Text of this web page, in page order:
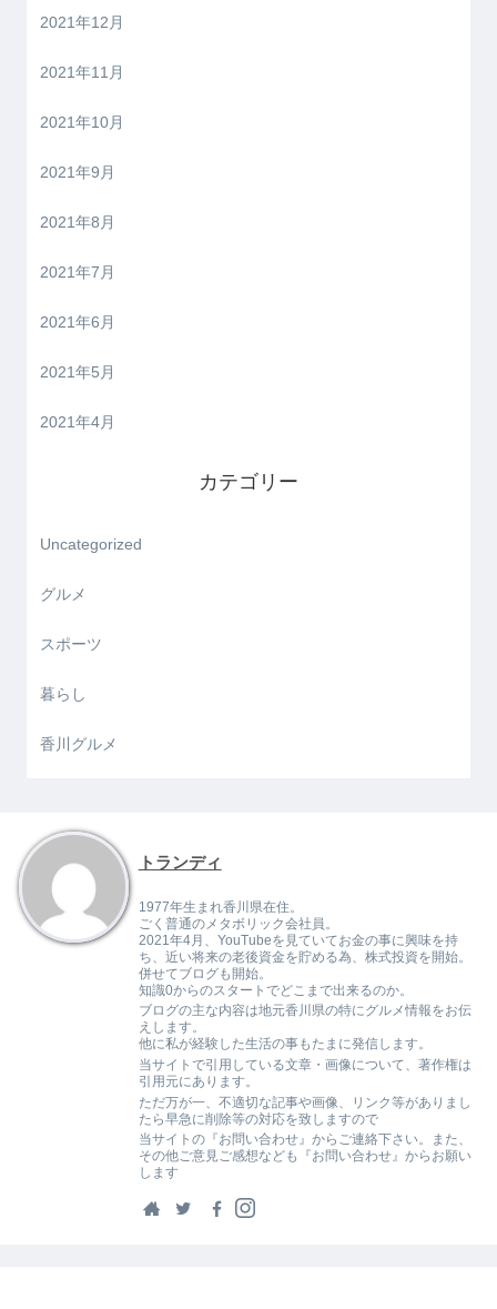
2021年12月
2021年11月
2021年10月
2021年9月
2021年8月
2021年7月
2021年6月
2021年5月
2021年4月
カテゴリー
Uncategorized
グルメ
スポーツ
暮らし
香川グルメ
トランディ
1977年生まれ香川県在住。
ごく普通のメタボリック会社員。
2021年4月、YouTubeを見ていてお金の事に興味を持
ち、近い将来の老後資金を貯める為、株式投資を開始。
併せてブログも開始。
知識0からのスタートでどこまで出来るのか。
ブログの主な内容は地元香川県の特にグルメ情報をお伝
えします。
他に私が経験した生活の事もたまに発信します。
当サイトで引用している文章・画像について、著作権は
引用元にあります。
ただ万が一、不適切な記事や画像、リンク等がありまし
たら早急に削除等の対応を致しますので
当サイトの『お問い合わせ』からご連絡下さい。また、
その他ご意見ご感想なども『お問い合わせ』からお願い
します